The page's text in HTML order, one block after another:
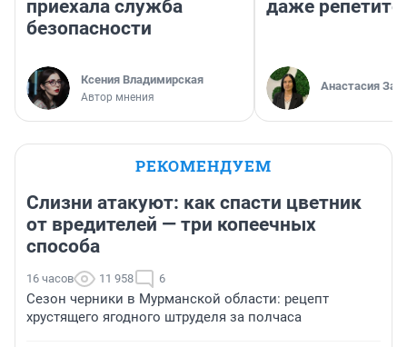
приехала служба
безопасности
Ксения Владимирская
Автор мнения
даже
Анастасия
РЕКОМЕНДУЕМ
Слизни атакуют: как спасти цветник
от вредителей — три копеечных
способа
16 часов 11 958 6
Сезон черники в Мурманской области: рецепт
хрустящего ягодного штруделя за полчаса